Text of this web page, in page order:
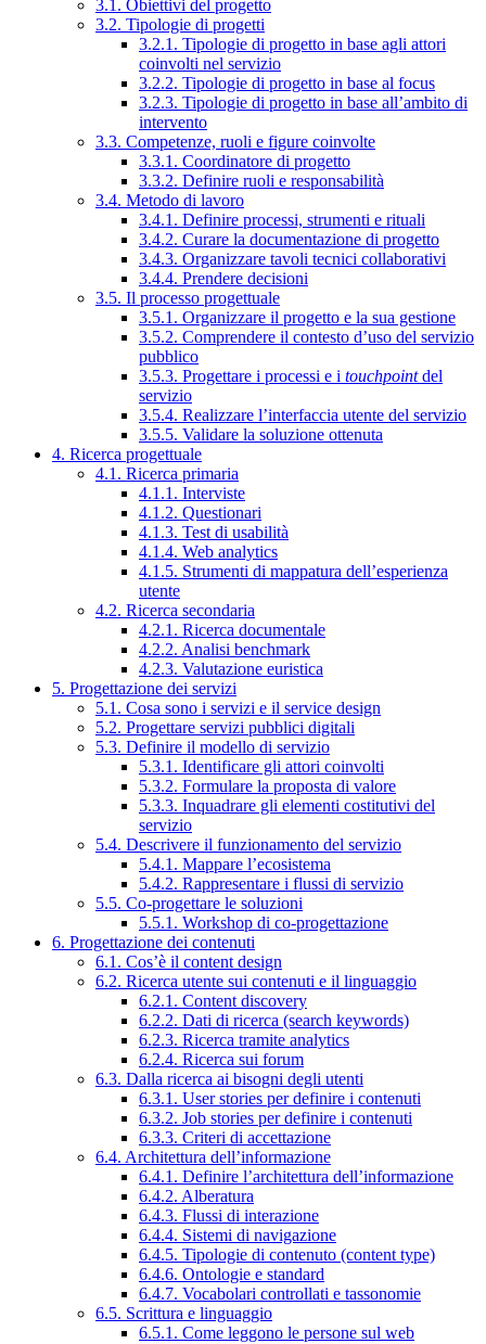
3.1. Obiettivi del progetto
3.2. Tipologie di progetti
3.2.1. Tipologie di progetto in base agli attori
coinvolti nel servizio
3.2.2. Tipologie di progetto in base al focus
3.2.3. Tipologie di progetto in base all’ambito di
intervento
3.3. Competenze, ruoli e figure coinvolte
3.3.1. Coordinatore di progetto
3.3.2. Definire ruoli e responsabilità
3.4. Metodo di lavoro
3.4.1. Definire processi, strumenti e rituali
3.4.2. Curare la documentazione di progetto
3.4.3. Organizzare tavoli tecnici collaborativi
3.4.4. Prendere decisioni
3.5. Il processo progettuale
3.5.1. Organizzare il progetto e la sua gestione
3.5.2. Comprendere il contesto d’uso del servizio
pubblico
3.5.3. Progettare i processi e i touchpointdel
servizio
3.5.4. Realizzare l’interfaccia utente del servizio
3.5.5. Validare la soluzione ottenuta
4. Ricerca progettuale
4.1. Ricerca primaria
4.1.1. Interviste
4.1.2. Questionari
4.1.3. Test di usabilità
4.1.4. Web analytics
4.1.5. Strumenti di mappatura dell’esperienza
utente
4.2. Ricerca secondaria
4.2.1. Ricerca documentale
4.2.2. Analisi benchmark
4.2.3. Valutazione euristica
5. Progettazione dei servizi
5.1. Cosa sono i servizi e il service design
5.2. Progettare servizi pubblici digitali
5.3. Definire il modello di servizio
5.3.1. Identificare gli attori coinvolti
5.3.2. Formulare la proposta di valore
5.3.3. Inquadrare gli elementi costitutivi del
servizio
5.4. Descrivere il funzionamento del servizio
5.4.1. Mappare l’ecosistema
5.4.2. Rappresentare i flussi di servizio
5.5. Co-progettare le soluzioni
5.5.1. Workshop di co-progettazione
6. Progettazione dei contenuti
6.1. Cos’è il content design
6.2. Ricerca utente sui contenuti e il linguaggio
6.2.1. Content discovery
6.2.2. Dati di ricerca (search keywords)
6.2.3. Ricerca tramite analytics
6.2.4. Ricerca sui forum
6.3. Dalla ricerca ai bisogni degli utenti
6.3.1. User stories per definire i contenuti
6.3.2. Job stories per definire i contenuti
6.3.3. Criteri di accettazione
6.4. Architettura dell’informazione
6.4.1. Definire l’architettura dell’informazione
6.4.2. Alberatura
6.4.3. Flussi di interazione
6.4.4. Sistemi di navigazione
6.4.5. Tipologie di contenuto (content type)
6.4.6. Ontologie e standard
6.4.7. Vocabolari controllati e tassonomie
6.5. Scrittura e linguaggio
6.5.1. Come leggono le persone sul web